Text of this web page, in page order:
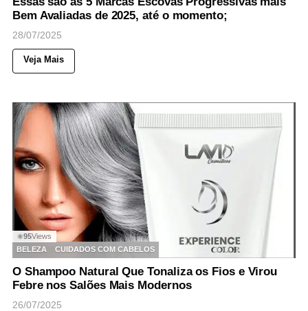
Bem Avaliadas de 2025, até o momento;
28/07/2025
Veja Mais
◉95Views
BELEZA
CUIDADOS COM CABELOS
O Shampoo Natural Que Tonaliza os Fios e Virou
Febre nos Salões Mais Modernos
26/07/2025